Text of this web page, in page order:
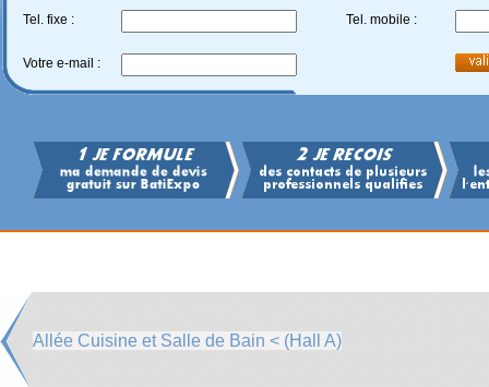
Tel. fixe : Tel. mobile :
Votre e-mail :
Allée Cuisine et Salle de Bain < (Hall A)